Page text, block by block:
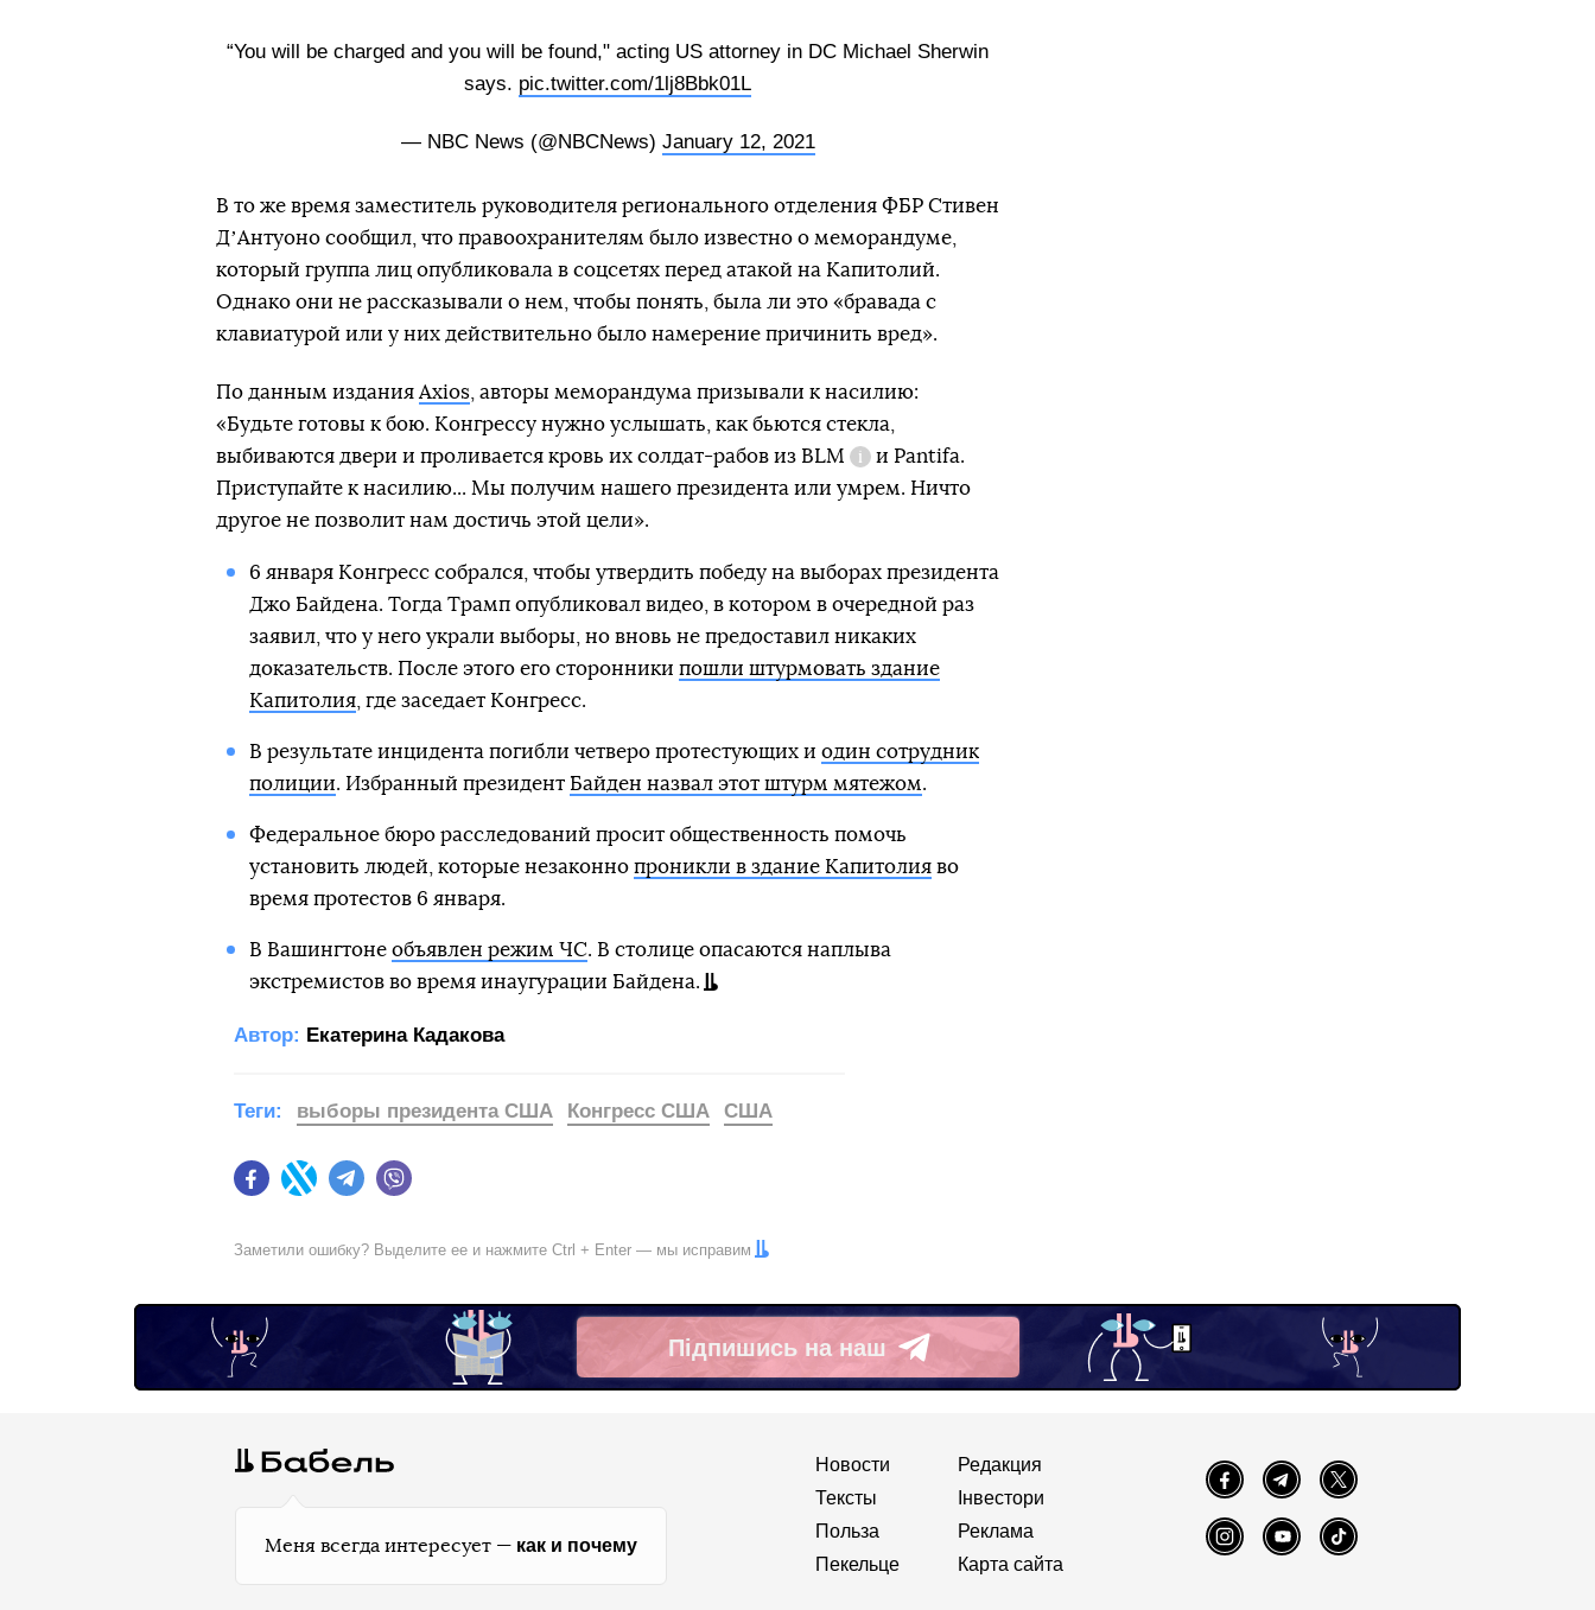
“You will be charged and you will be found," acting US attorney in DC Michael Sherwin
says. pic.twitter.com/1lj8Bbk01L
— NBC News (@NBCNews) January 12, 2021
В то же время заместитель руководителя регионального отделения ФБР Стивен
ДʼАнтуоно сообщил, что правоохранителям было известно о меморандуме,
который группа лиц опубликовала в соцсетях перед атакой на Капитолий.
Однако они не рассказывали о нем, чтобы понять, была ли это «бравада с
клавиатурой или у них действительно было намерение причинить вред».
По данным издания Axios , авторы меморандума призывали к насилию:
«Будьте готовы к бою. Конгрессу нужно услышать, как бьются стекла,
выбиваются двери и проливается кровь их солдат-рабов из BLM
Справка
и Pantifa.
Приступайте к насилию... Мы получим нашего президента или умрем. Ничто
другое не позволит нам достичь этой цели».
6 января Конгресс собрался, чтобы утвердить победу на выборах президента
Джо Байдена. Тогда Трамп опубликовал видео, в котором в очередной раз
заявил, что у него украли выборы, но вновь не предоставил никаких
доказательств. После этого его сторонники пошли штурмовать здание
Капитолия, где заседает Конгресс.
В результате инцидента погибли четверо протестующих и один сотрудник
полиции. Избранный президент Байден назвал этот штурм мятежом.
Федеральное бюро расследований просит общественность помочь
установить людей, которые незаконно проникли в здание Капитолияво
время протестов 6 января.
В Вашингтоне объявлен режим ЧС. В столице опасаются наплыва
экстремистов во время инаугурации Байдена.
Автор: Екатерина Кадакова
FacebookTwitter Telegram
Теги: выборы президента США Конгресс США США
Заметили ошибку? Выделите ее и нажмите Ctrl + Enter — мы исправим
Підпишись на наш
Telegram
Меня всегда интересует — как и почему
Новости
Тексты
Польза
Пекельце
Редакция
Інвестори
Реклама
Карта сайта
FacebookTelegram Twitter
InstagramYouTube TikTok